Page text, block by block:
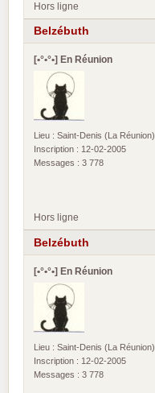
Hors ligne
Belzébuth
[•°•°•] En Réunion
Lieu : Saint-Denis (La Réunion)
Inscription : 12-02-2005
Messages : 3 778
Hors ligne
Belzébuth
[•°•°•] En Réunion
Lieu : Saint-Denis (La Réunion)
Inscription : 12-02-2005
Messages : 3 778